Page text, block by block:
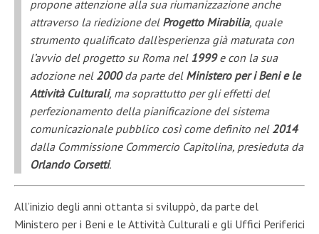
propone attenzione alla sua riumanizzazioneanche
attraverso la riedizione del Progetto Mirabilia, quale
strumento qualificato dall’esperienza già maturata con
l’avvio del progetto su Roma nel 1999 e con lasua
adozione nel 2000 da parte del Ministero per iBeni e le
Attività Culturali, ma soprattutto pergli effetti del
perfezionamento dellapianificazione delsistema
comunicazionale pubblico così come definito nel 2014
dalla Commissione Commercio Capitolina, presieduta da
Orlando Corsetti.
All’inizio degli anni ottanta si sviluppò, da parte del
Ministero per i Beni e le Attività Culturali e gli Uffici Periferici